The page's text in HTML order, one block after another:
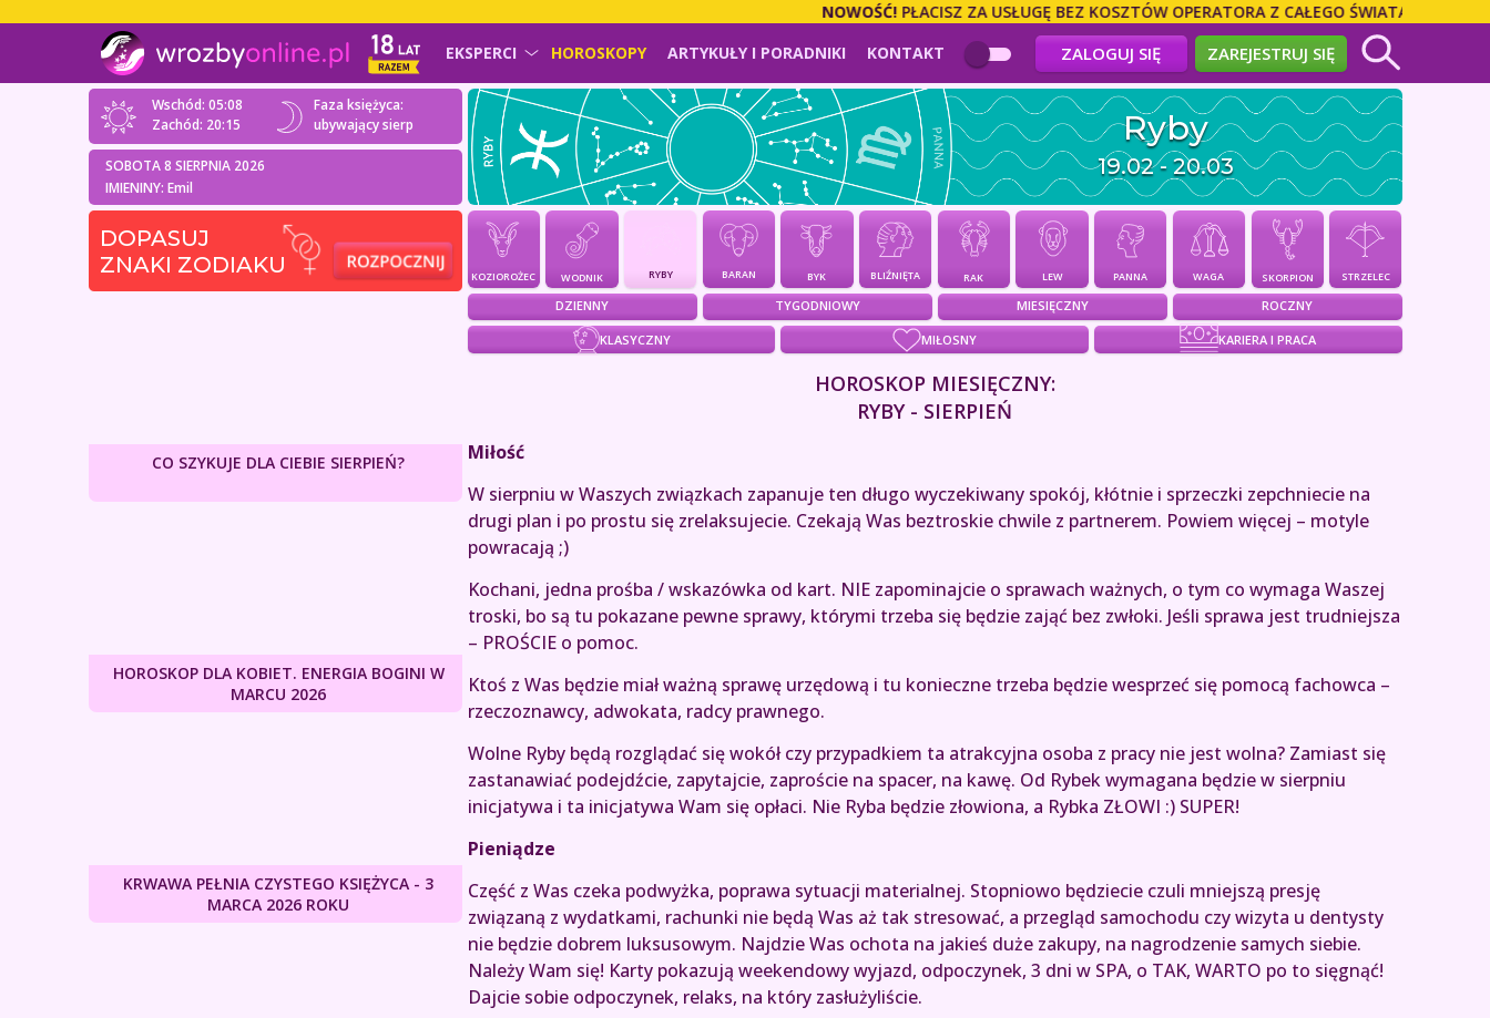
NOWOŚĆ!PŁACISZ ZA USŁUGĘ BEZ KOSZTÓW OPERATORA Z CAŁEGO ŚWIATA! DZWOŃ
EKSPERCI HOROSKOPY ARTYKUŁY I PORADNIKI KONTAKT ZALOGUJ SIĘ ZAREJESTRUJ SIĘ
Wschód: 05:08
Zachód: 20:15
Faza księżyca:
ubywający sierp
SOBOTA 8 SIERPNIA 2026
IMIENINY: Emil
DOPASUJ
ZNAKI ZODIAKU
CO SZYKUJE DLA CIEBIE SIERPIEŃ?
HOROSKOP DLA KOBIET. ENERGIA BOGINI W
MARCU 2026
KRWAWA PEŁNIA CZYSTEGO KSIĘŻYCA - 3
MARCA 2026 ROKU
Ryby
19.02 - 20.03
KOZIOROŻEC WODNIK RYBY BARAN BYK BLIŹNIĘTA RAK LEW PANNA WAGA SKORPION STRZELEC
DZIENNY TYGODNIOWY MIESIĘCZNY ROCZNY
KLASYCZNY MIŁOSNY KARIERA I PRACA
HOROSKOP MIESIĘCZNY:
RYBY - SIERPIEŃ
Miłość
W sierpniu w Waszych związkach zapanuje ten długo wyczekiwany spokój, kłótnie i sprzeczki zepchniecie na
drugi plan i po prostu się zrelaksujecie. Czekają Was beztroskie chwile z partnerem. Powiem więcej – motyle
powracają ;)
Kochani, jedna prośba / wskazówka od kart. NIE zapominajcie o sprawach ważnych, o tym co wymaga Waszej
troski, bo są tu pokazane pewne sprawy, którymi trzeba się będzie zająć bez zwłoki. Jeśli sprawa jest trudniejsza
– PROŚCIE o pomoc.
Ktoś z Was będzie miał ważną sprawę urzędową i tu konieczne trzeba będzie wesprzeć się pomocą fachowca –
rzeczoznawcy, adwokata, radcy prawnego.
Wolne Ryby będą rozglądać się wokół czy przypadkiem ta atrakcyjna osoba z pracy nie jest wolna? Zamiast się
zastanawiać podejdźcie, zapytajcie, zaproście na spacer, na kawę. Od Rybek wymagana będzie w sierpniu
inicjatywa i ta inicjatywa Wam się opłaci. Nie Ryba będzie złowiona, a Rybka ZŁOWI :) SUPER!
Pieniądze
Część z Was czeka podwyżka, poprawa sytuacji materialnej. Stopniowo będziecie czuli mniejszą presję
związaną z wydatkami, rachunki nie będą Was aż tak stresować, a przegląd samochodu czy wizyta u dentysty
nie będzie dobrem luksusowym. Najdzie Was ochota na jakieś duże zakupy, na nagrodzenie samych siebie.
Należy Wam się! Karty pokazują weekendowy wyjazd, odpoczynek, 3 dni w SPA, o TAK, WARTO po to sięgnąć!
Dajcie sobie odpoczynek, relaks, na który zasłużyliście.